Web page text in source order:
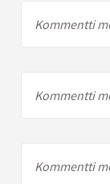
Kommentti
Kommentti
Kommentti